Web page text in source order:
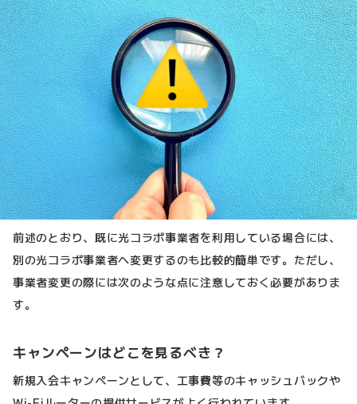
前述のとおり、既に光コラボ事業者を利用している場合には、
別の光コラボ事業者へ変更するのも比較的簡単です。ただし、
事業者変更の際には次のような点に注意しておく必要がありま
す。
キャンペーンはどこを見るべき？
新規入会キャンペーンとして、工事費等のキャッシュバックや